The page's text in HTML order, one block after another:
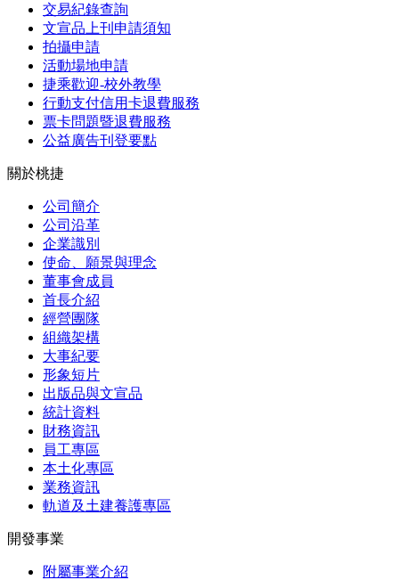
交易紀錄查詢
文宣品上刊申請須知
拍攝申請
活動場地申請
捷乘歡迎-校外教學
行動支付信用卡退費服務
票卡問題暨退費服務
公益廣告刊登要點
關於桃捷
公司簡介
公司沿革
企業識別
使命、願景與理念
董事會成員
首長介紹
經營團隊
組織架構
大事紀要
形象短片
出版品與文宣品
統計資料
財務資訊
員工專區
本土化專區
業務資訊
軌道及土建養護專區
開發事業
附屬事業介紹